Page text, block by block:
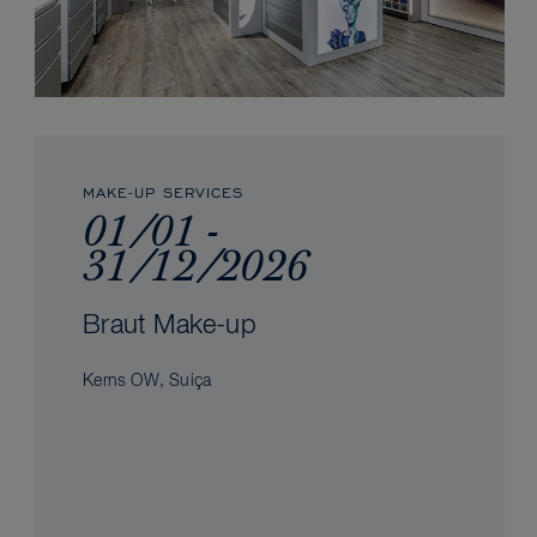
MAKE-UP SERVICES
01/01 -
31/12/2026
Braut Make-up
Kerns OW, Suiça